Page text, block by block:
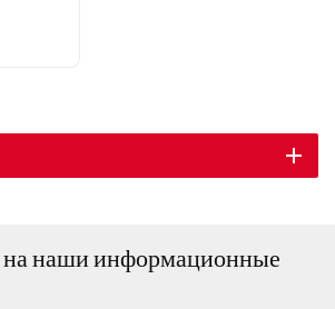
наши информационные